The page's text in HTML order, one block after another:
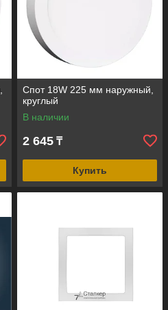
Спот 18W 225 мм наружный,
круглый
В наличии
2 645 ₸
Купить